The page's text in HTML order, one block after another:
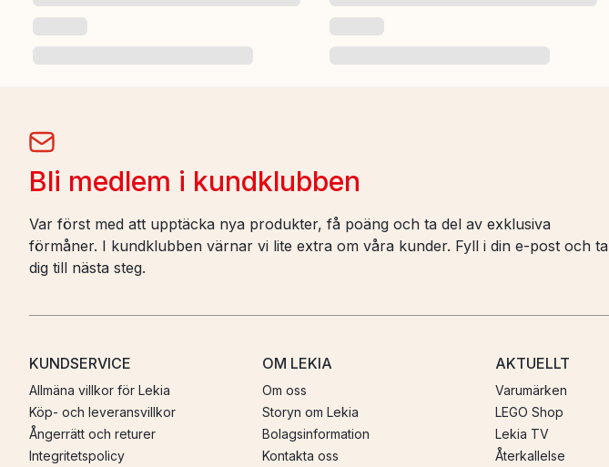
Bli medlem i kundklubben
Var först med att upptäcka nya produkter, få poäng och ta del av exklusiva
förmåner. I kundklubben värnar vi lite extra om våra kunder. Fyll i din e-post och ta
dig till nästa steg.
KUNDSERVICE
Allmäna villkor för Lekia
Köp- och leveransvillkor
Ångerrätt och returer
Integritetspolicy
OM LEKIA
Om oss
Storyn om Lekia
Bolagsinformation
Kontakta oss
AKTUELLT
Varumärken
LEGO Shop
Lekia TV
Återkallelse